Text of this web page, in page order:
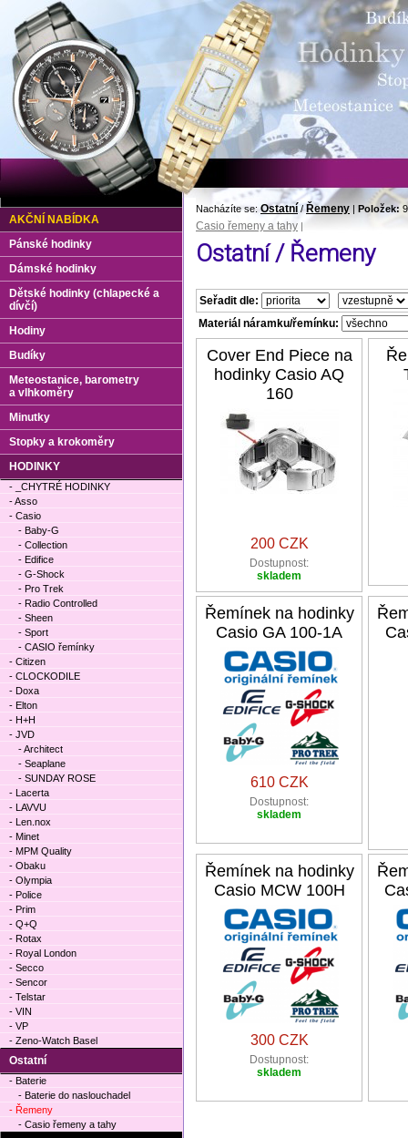
Nacházíte se: Ostatní / Řemeny | Položek:
Casio řemeny a tahy |
Ostatní / Řemeny
Seřadit dle:
Materiál náramku/řemínku:
Cover End Piece na
hodinky Casio AQ
160
200 CZK
Dostupnost:
skladem
Řemínek na hodinky
Casio GA 100-1A
610 CZK
Dostupnost:
skladem
Řemínek na hodinky
Casio MCW 100H
300 CZK
Dostupnost:
skladem
AKČNÍ NABÍDKA
Pánské hodinky
Dámské hodinky
Dětské hodinky (chlapecké a
dívčí)
Hodiny
Budíky
Meteostanice, barometry
a vlhkoměry
Minutky
Stopky a krokoměry
HODINKY
- _CHYTRÉ HODINKY
- Asso
- Casio
- Baby-G
- Collection
- Edifice
- G-Shock
- Pro Trek
- Radio Controlled
- Sheen
- Sport
- CASIO řemínky
- Citizen
- CLOCKODILE
- Doxa
- Elton
- H+H
- JVD
- Architect
- Seaplane
- SUNDAY ROSE
- Lacerta
- LAVVU
- Len.nox
- Minet
- MPM Quality
- Obaku
- Olympia
- Police
- Prim
- Q+Q
- Rotax
- Royal London
- Secco
- Sencor
- Telstar
- VIN
- VP
- Zeno-Watch Basel
Ostatní
- Baterie
- Baterie do naslouchadel
- Řemeny
- Casio řemeny a tahy